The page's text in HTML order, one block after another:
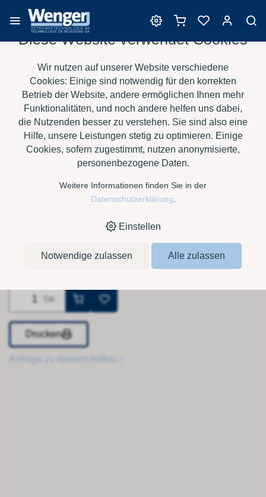
Filtrationsprodukte
HOME › E-SHOP › WEIN › FILTRATIONSPRODUKTE ›
MEMBRANE SF-PEA 0.65 T AX (2-ER BAYONETT)
Membrane SF-PEA 0.65
T AX (2-er Bayonett)
cord.59572
Stk.
Drucken
Anfrage zu diesem Artikel ›
Diese Website verwendet Cookies
Wir nutzen auf unserer Website verschiedene
Cookies: Einige sind notwendig für den korrekten
Betrieb der Website, andere ermöglichen Ihnen mehr
Funktionalitäten, und noch andere helfen uns dabei,
die Nutzenden besser zu verstehen. Sie sind also eine
Hilfe, unsere Leistungen stetig zu optimieren. Einige
Cookies, sofern zugestimmt, nutzen anonymisierte,
personenbezogene Daten.
Weitere Informationen finden Sie in der
Datenschutzerklärung
Einstellen
Notwendige zulassen Alle zulassen